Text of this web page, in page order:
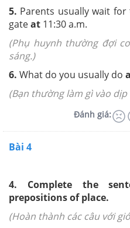
5. Parents usually wait
gateat 11:30 a.m.
(Phụ huynh thường đợi
sáng.)
6. What do you usually do
(Bạn thường làm gì vào dịp
Đánh giá:
Bài 4
4. Complete the
prepositions of place.
(Hoàn thành các câu với